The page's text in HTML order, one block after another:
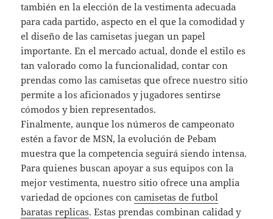
también en la elección de la vestimenta adecuada
para cada partido, aspecto en el que la comodidad y
el diseño de las camisetas juegan un papel
importante. En el mercado actual, donde el estilo es
tan valorado como la funcionalidad, contar con
prendas como las camisetas que ofrece nuestro sitio
permite a los aficionados y jugadores sentirse
cómodos y bien representados.
Finalmente, aunque los números de campeonato
estén a favor de MSN, la evolución de Pebam
muestra que la competencia seguirá siendo intensa.
Para quienes buscan apoyar a sus equipos con la
mejor vestimenta, nuestro sitio ofrece una amplia
variedad de opciones concamisetas de futbol
baratas replicas. Estas prendas combinan calidad y